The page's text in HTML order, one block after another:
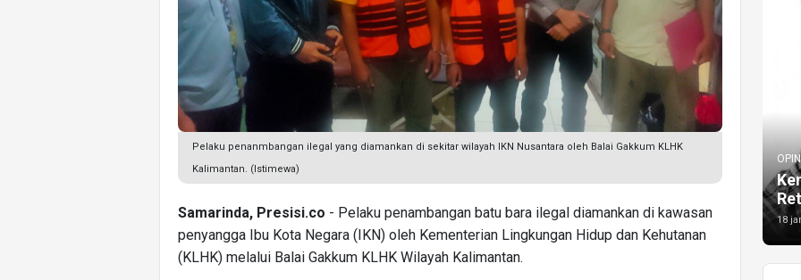
Pelaku penanmbangan ilegal yang diamankan di sekitar wilayah IKN Nusantara oleh Balai Gakkum KLHK
Kalimantan. (Istimewa)
Samarinda, Presisi.co - Pelaku penambangan batu bara ilegal diamankan di kawasan
penyangga Ibu Kota Negara (IKN) oleh Kementerian Lingkungan Hidup dan Kehutanan
(KLHK) melalui Balai Gakkum KLHK Wilayah Kalimantan.
18